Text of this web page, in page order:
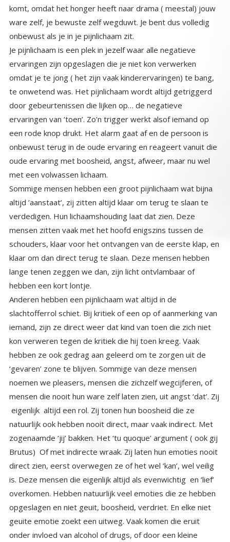
onbewust als je in je pijnlichaam zit.
Je pijnlichaam is een plek in jezelf waar alle negatieve
ervaringen zijn opgeslagen die je niet kon verwerken
omdat je te jong ( het zijn vaak kinderervaringen) te bang,
te onwetend was. Het pijnlichaam wordt altijd getriggerd
door gebeurtenissen die lijken op… de negatieve
ervaringen van ‘toen’. Zo’n trigger werkt alsof iemand op
een rode knop drukt. Het alarm gaat af en de persoon is
onbewust terug in de oude ervaring en reageert vanuit die
oude ervaring met boosheid, angst, afweer, maar nu wel
met een volwassen lichaam.
Sommige mensen hebben een groot pijnlichaam wat bijna
altijd ’aanstaat’, zij zitten altijd klaar om terug te slaan te
verdedigen. Hun lichaamshouding laat dat zien. Deze
mensen zitten vaak met het hoofd enigszins tussen de
schouders, klaar voor het ontvangen van de eerste klap, en
klaar om dan direct terug te slaan. Deze mensen hebben
lange tenen zeggen we dan, zijn licht ontvlambaar of
hebben een kort lontje.
Anderen hebben een pijnlichaam wat altijd in de
slachtofferrol schiet. Bij kritiek of een op of aanmerking van
iemand, zijn ze direct weer dat kind van toen die zich niet
kon verweren tegen de kritiek die hij toen kreeg. Vaak
hebben ze ook gedrag aan geleerd om te zorgen uit de
‘gevaren’ zone te blijven. Sommige van deze mensen
noemen we pleasers, mensen die zichzelf wegcijferen, of
mensen die nooit hun ware zelf laten zien, uit angst ‘dat’. Zij
eigenlijk altijd een rol. Zij tonen hun boosheid die ze
natuurlijk ook hebben nooit direct, maar vaak indirect. Met
zogenaamde ‘jij’ bakken. Het ‘tu quoque’ argument ( ook gij
Brutus) Of met indirecte wraak. Zij laten hun emoties nooit
direct zien, eerst overwegen ze of het wel ‘kan’, wel veilig
is. Deze mensen die eigenlijk altijd als evenwichtig en ‘lief’
overkomen. Hebben natuurlijk veel emoties die ze hebben
opgeslagen en niet geuit, boosheid, verdriet. En elke niet
geuite emotie zoekt een uitweg. Vaak komen die eruit
onder invloed van alcohol of drugs, of door een kleine
trigger, waarbij de reactie dan niet in overeenstemming is
met de trigger. Maar de laatste jaren is er een heel voor de